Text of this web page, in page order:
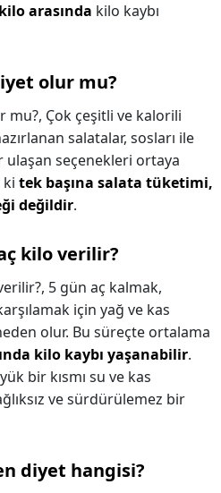
arasında kilo kaybı
olur mu?
mu?, Çok çeşitli ve kalorili
salatalar, sosları ile
seçenekleri ortaya
ki tek başına salata tüketimi,
değildir.
kilo verilir?
5 gün aç kalmak,
için yağ ve kas
olur. Bu süreçte ortalama
kilo kaybı yaşanabilir.
bir kısmı su ve kas
ve sürdürülemez bir
diyet hangisi?